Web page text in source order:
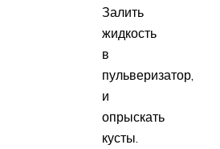
Залить
жидкость
в
пульверизатор,
и
опрыскать
кусты.